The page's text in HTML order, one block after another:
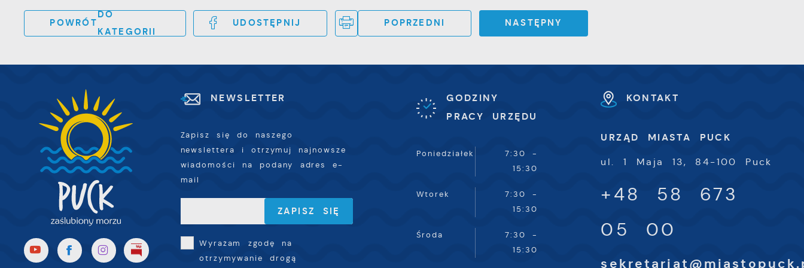
POWRÓT
DO
KATEGORII
UDOSTĘPNIJ POPRZEDNI NASTĘPNY
NEWSLETTER
Zapisz się do naszego
newslettera i otrzymuj najnowsze
wiadomości na podany adres e-
mail
Wyrażam zgodę na
otrzymywanie drogą
GODZINY
PRACY URZĘDU
Poniedziałek
7:30 -
15:30
Wtorek
7:30 -
15:30
Środa
7:30 -
15:30
KONTAKT
URZĄD MIASTA PUCK
ul. 1 Maja 13, 84-100 Puck
+48 58 673
05 00
partnerami oraz innych dostawców usług. Firmy te działają
w charakterze pośredników prezentujących nasze treści w